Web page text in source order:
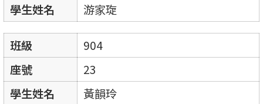
學生姓名
游家琁
班級
904
座號
23
學生姓名
黃韻玲